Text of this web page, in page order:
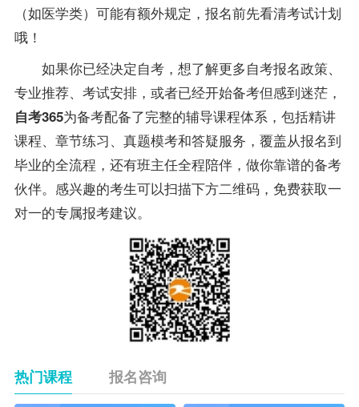
（如医学类）可能有额外规定，报名前先看清考试计划
哦！
如果你已经决定自考， 想了解更多自考报名政策、
专业推荐、考试安排， 或者已经开始备考但感到迷茫，
自考365为备考配备了完整的辅导课程体系，包括精讲
课程、章节练习、 真题模考和答疑服务，覆盖从报名到
毕业的全流程，还有班主任全程陪伴，做你靠谱的备考
伙伴。感兴趣的考生可以扫描下方二维码，免费获取一
对一的专属报考建议。
热门课程 报名咨询